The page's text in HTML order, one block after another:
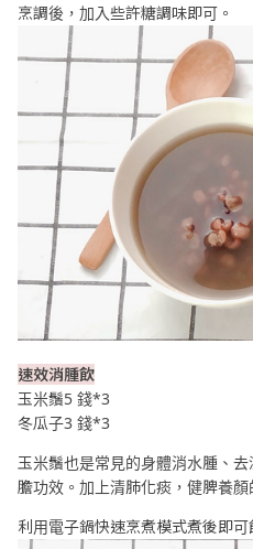
烹調後，加入些許糖調味即可。
速效消腫飲
玉米鬚5 錢*3
冬瓜子3 錢*3
玉米鬚也是常見的身體消水腫、
膽功效。加上清肺化痰，健脾養顏
利用電子鍋快速烹煮模式煮後即可